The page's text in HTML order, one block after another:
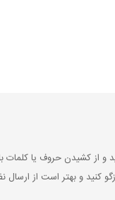
کنید و بهتر است از ارسال